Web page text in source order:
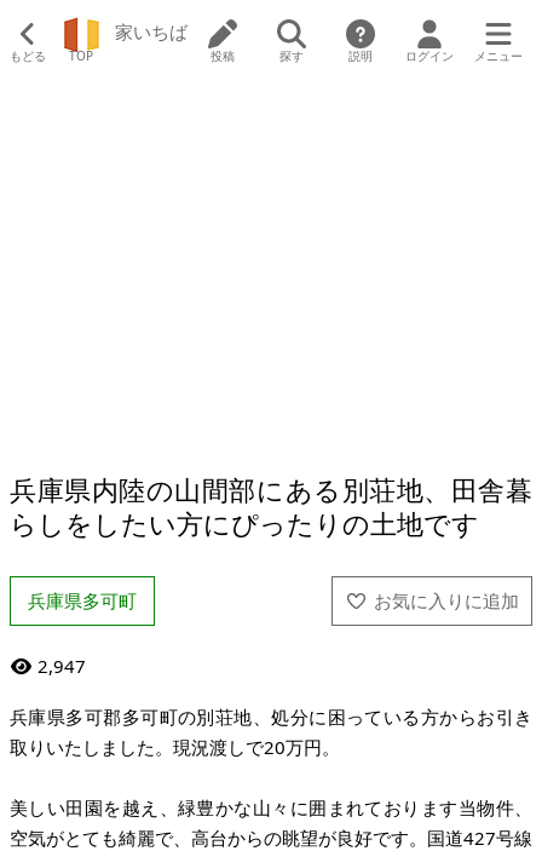
もどる TOP
家いちば
投稿 探す 説明 ログイン メニュー
兵庫県内陸の山間部にある別荘地、田舎暮
らしをしたい方にぴったりの土地です
兵庫県多可町
2,947
兵庫県多可郡多可町の別荘地、処分に困っている方からお引き
取りいたしました。現況渡しで20万円。
美しい田園を越え、緑豊かな山々に囲まれております当物件、
空気がとても綺麗で、高台からの眺望が良好です。国道427号線